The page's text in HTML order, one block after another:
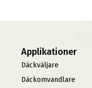
Applikationer
Däckväljare
Däckomvandlare